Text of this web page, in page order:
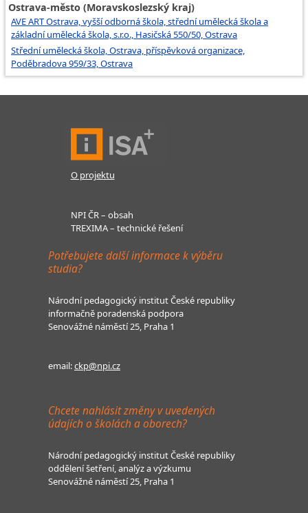
Ostrava-město (Moravskoslezský kraj)
AVE ART Ostrava, vyšší odborná škola, střední umělecká škola a
základní umělecká škola, s.r.o., Hasičská 550/50, Ostrava
Střední umělecká škola, Ostrava, příspěvková organizace,
Poděbradova 959/33, Ostrava
O projektu
NPI ČR – obsah
TREXIMA – technické řešení
Potřebujete další informace k výběru
studia?
Národní pedagogický institut České republiky
informačně poradenská podpora
Senovážné náměstí 25, Praha 1
email:ckp@npi.cz
Chcete nahlásit změny v uvedených
údajích o školách a oborech?
Národní pedagogický institut České republiky
oddělení šetření, analýz a výzkumu
Senovážné náměstí 25, Praha 1